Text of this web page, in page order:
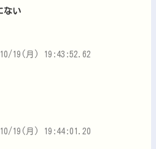
ない
19(月) 19:43:52.62
19(月) 19:44:01.20